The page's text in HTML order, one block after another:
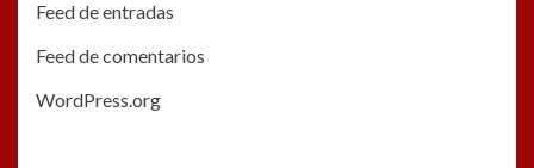
Feed de entradas
Feed de comentarios
WordPress.org